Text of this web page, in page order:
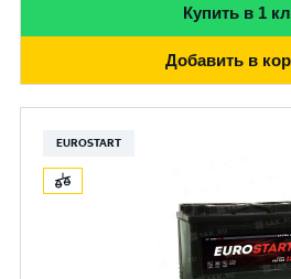
Купить в 1
Добавить в
EUROSTART